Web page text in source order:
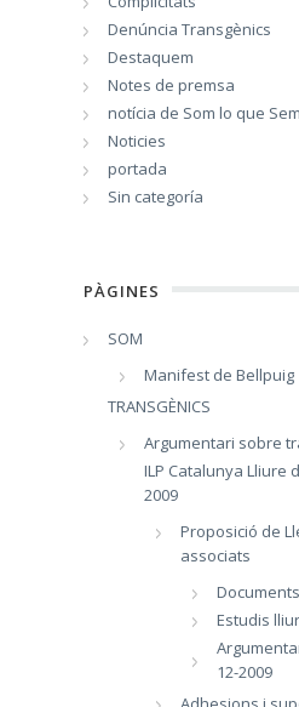
Denúncia Transgènics
Destaquem
Notes de premsa
notícia de Som lo que
Noticies
portada
Sin categoría
PÀGINES
SOM
Manifest de Bellpuig
TRANSGÈNICS
Argumentari sobre
ILP Catalunya Lliure
2009
Proposició de
associats
Estudis
12-2009